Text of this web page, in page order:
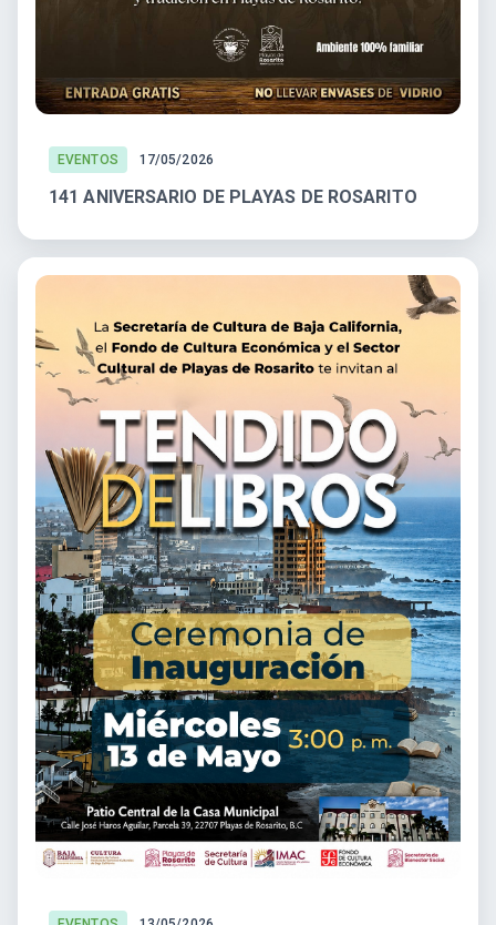
EVENTOS 17/05/2026
141 ANIVERSARIO DE PLAYAS DE ROSARITO